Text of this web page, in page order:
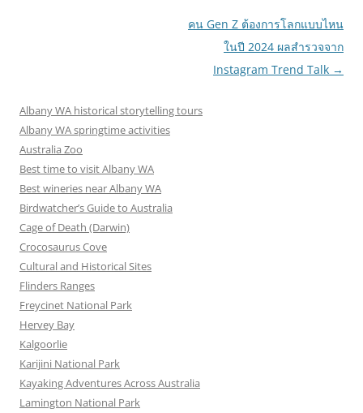
คน Gen Z ต้องการโลกแบบไหน
ในปี 2024 ผลสำรวจจาก
Instagram Trend Talk →
Albany WA historical storytelling tours
Albany WA springtime activities
Australia Zoo
Best time to visit Albany WA
Best wineries near Albany WA
Birdwatcher’s Guide to Australia
Cage of Death (Darwin)
Crocosaurus Cove
Cultural and Historical Sites
Flinders Ranges
Freycinet National Park
Hervey Bay
Kalgoorlie
Karijini National Park
Kayaking Adventures Across Australia
Lamington National Park